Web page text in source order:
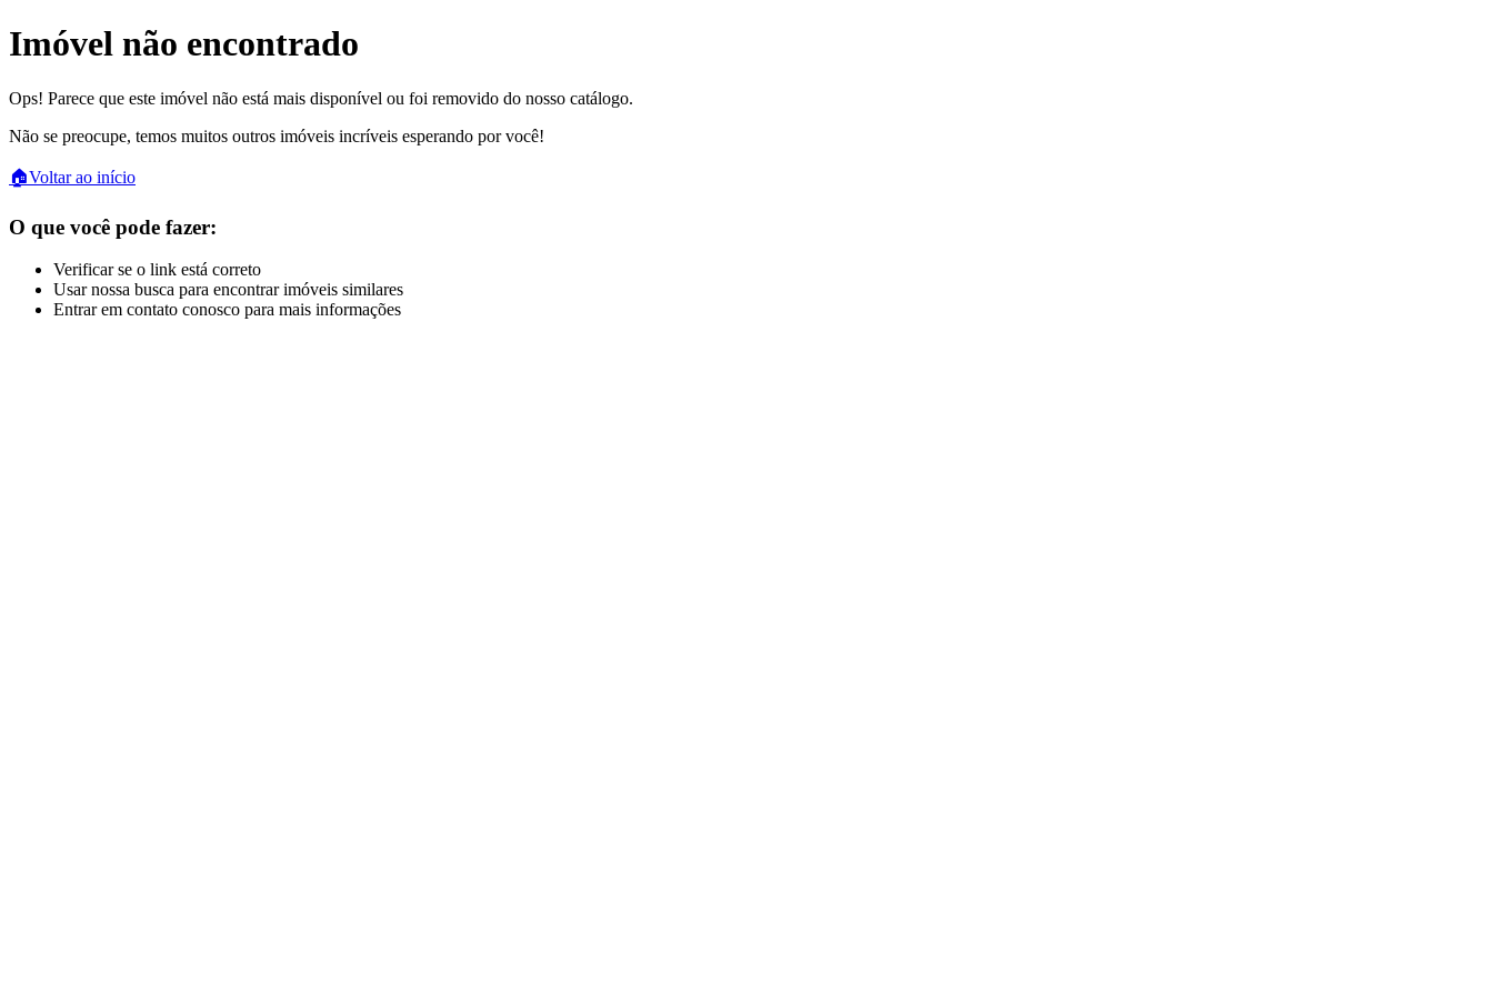
Imóvel não encontrado
Ops! Parece que este imóvel não está mais disponível ou foi removido do nosso catálogo.
Não se preocupe, temos muitos outros imóveis incríveis esperando por você!
🏠Voltar ao início
O que você pode fazer:
Verificar se o link está correto
Usar nossa busca para encontrar imóveis similares
Entrar em contato conosco para mais informações